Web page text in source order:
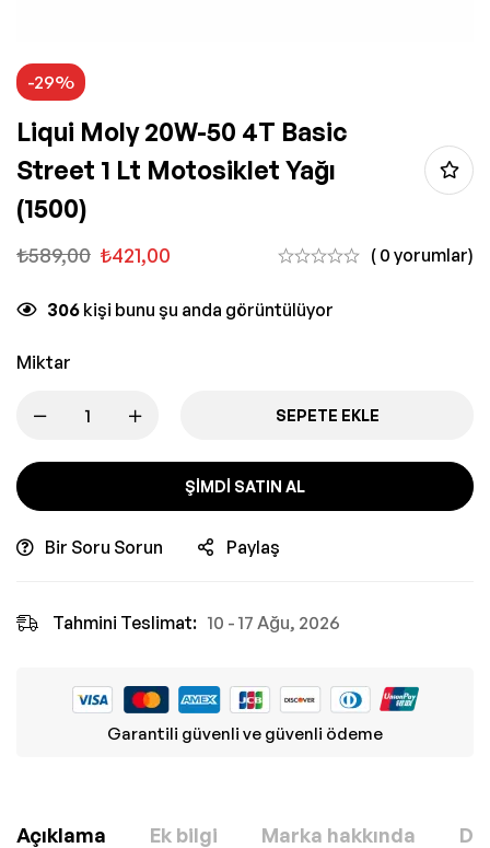
-29%
Liqui Moly 20W-50 4T Basic
Street 1 Lt Motosiklet Yağı
(1500)
₺589,00 ₺421,00 ( 0 yorumlar)
306 kişi bunu şu anda görüntülüyor
Miktar
SEPETE EKLE
ŞIMDI SATIN AL
Bir Soru Sorun Paylaş
Tahmini Teslimat: 10 - 17 Ağu, 2026
Garantili güvenli ve güvenli ödeme
Açıklama Ek bilgi Marka hakkında